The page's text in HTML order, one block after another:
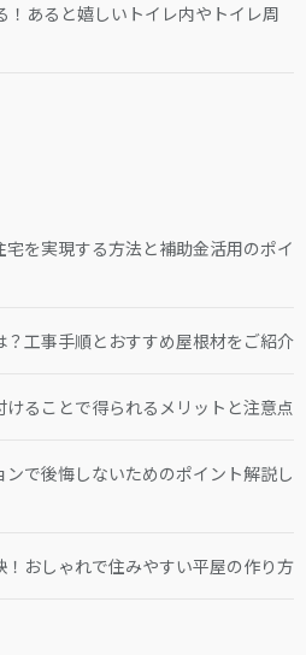
！あると嬉しいトイレ内やトイレ周
宅を実現する方法と補助金活用のポイ
工事手順とおすすめ屋根材をご紹介
ることで得られるメリットと注意点
で後悔しないためのポイント解説し
おしゃれで住みやすい平屋の作り方